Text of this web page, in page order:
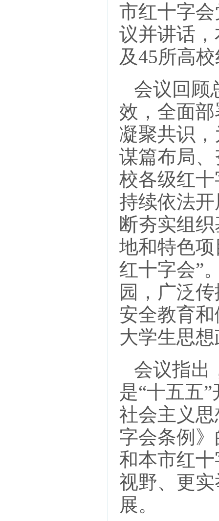
市红十字
议并讲话
及45所高
会议回顾
效，全面
凝聚共识
谋篇布局
校各级红
持续依法
断夯实组
地和特色
红十字会”
园，广泛
安全教育
大学生思
会议指出
是“十五五
社会主义
字会条例
和本市红
视野、更
展。